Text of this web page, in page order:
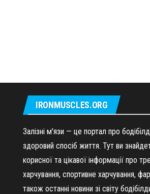
IRONMUSCLES.ORG
Залізні м'язи — це портал про
здоровий спосіб життя. Тут ви
корисної та цікавої інформації про
харчування, спортивне харчування,
також останні новини зі світу